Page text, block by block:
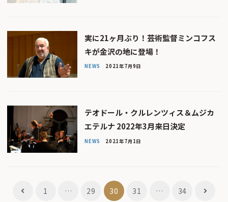
実に21ヶ月ぶり！芸術監督ミンコフス
キが金沢の地に登場！
NEWS 2021年7月9日
テオドール・クルレンツィス＆ムジカ
エテルナ 2022年3月来日決定
NEWS 2021年7月1日
1 … 29 30 31 … 34